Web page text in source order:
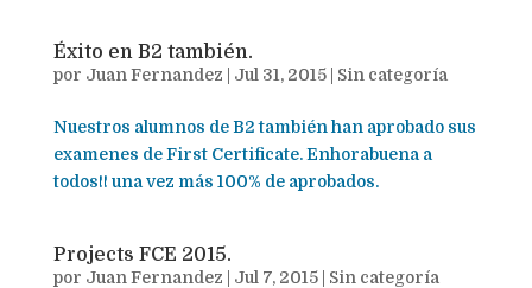
Éxito en B2 también.
por Juan Fernandez Jul 31, 2015| Sin categoría
Nuestros alumnos de B2 también han aprobado sus
examenes de First Certificate. Enhorabuena a
todos!! una vez más 100% de aprobados.
Projects FCE 2015.
por Juan Fernandez Jul 7, 2015| Sin categoría